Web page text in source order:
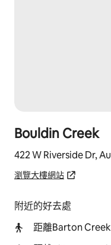
Bouldin Creek
422 W Riverside Dr,
瀏覽大樓網站
附近的好去處
距離Barton